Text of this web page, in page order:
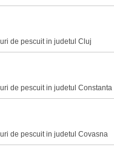
de pescuit in judetul Cluj
de pescuit in judetul Constanta
de pescuit in judetul Covasna